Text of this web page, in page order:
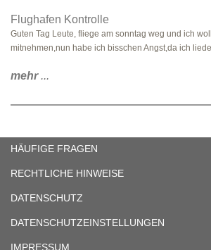
Flughafen Kontrolle
Guten Tag Leute, fliege am sonntag weg und ich
mitnehmen,nun habe ich bisschen Angst,da ich
mehr...
HÄUFIGE FRAGEN
RECHTLICHE HINWEISE
DATENSCHUTZ
DATENSCHUTZEINSTELLUNGEN
IMPRESSUM